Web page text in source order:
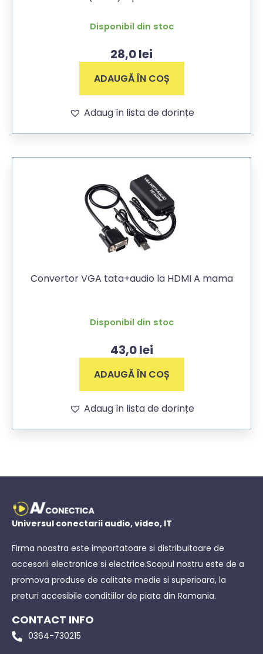
Disponibil din stoc
28,0lei
ADAUGĂ ÎN COȘ
Adaug în lista de dorințe
Convertor VGA tata+audio la HDMI A mama
Disponibil din stoc
43,0lei
ADAUGĂ ÎN COȘ
Adaug în lista de dorințe
Universul conectarii audio, video, IT
Firma noastra este importatoare si distribuitoare de
accesorii electronice si electrice.Scopul nostru este de a
promova produse de calitate medie si superioara, la
preturi accesibile conditiilor de piata din Romania.
CONTACT INFO
0364-730215